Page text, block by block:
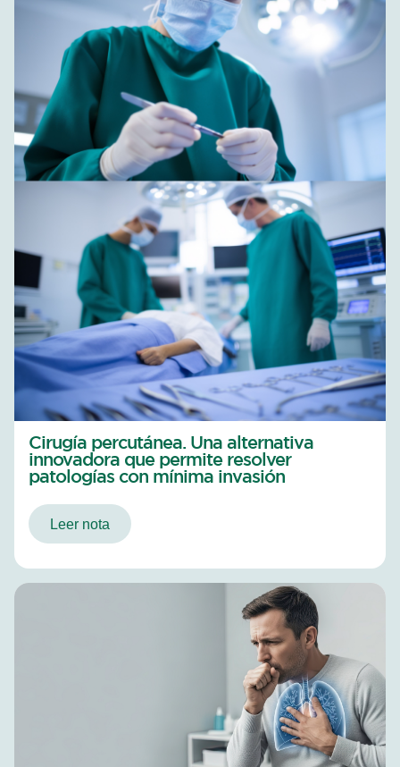
Cirugía percutánea. Una alternativa
innovadora que permite resolver
patologías con mínima invasión
Leer nota